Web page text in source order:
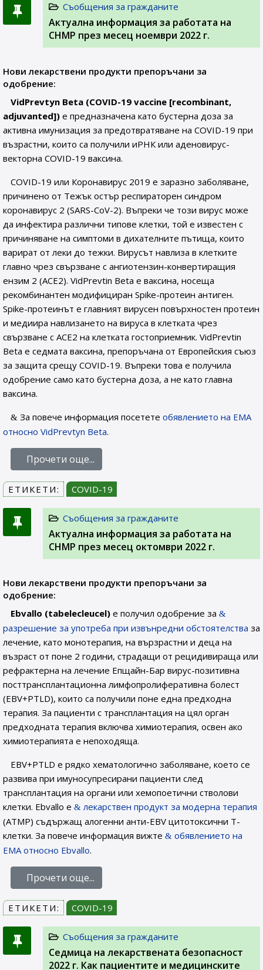
Съобщения за гражданите
Актуална информация за работата на
CHMP през месец ноември 2022 г.
Нови лекарствени продукти препоръчани за
одобрение:
VidPrevtyn Beta (COVID-19 vaccine [recombinant,
adjuvanted]) е предназначена като бустерна доза за
активна имунизация за предотвратяване на COVID-19 при
възрастни, които са получили иРНК или аденовирус-
векторна COVID-19 ваксина.
COVID-19 или Коронавирус 2019 е заразно заболяване,
причинено от Тежък остър респираторен синдром
коронавирус 2 (SARS-CoV-2). Въпреки че този вирус може
да инфектира различни типове клетки, той е известен с
причиняване на симптоми в дихателните пътища, които
варират от леки до тежки. Вирусът навлиза в клетките
главно чрез свързване с ангиотензин-конвертиращия
ензим 2 (ACE2). VidPrevtin Beta е ваксина, носеща
рекомбинантен модифициран Spike-протеин антиген.
Spike-протеинът е главният вирусен повърхностен протеин
и медиира навлизането на вируса в клетката чрез
свързване с ACE2 на клетката гостоприемник. VidPrevtin
Beta е седмата ваксина, препоръчана от Европейския съюз
за защита срещу COVID-19. Въпреки това е получила
одобрение само като бустерна доза, а не като главна
ваксина.
За повече информация посететеобявлението на EMA
относно VidPrevtyn Beta.
Прочети още...
ЕТИКЕТИ: COVID-19
Съобщения за гражданите
Актуална информация за работата на
CHMP през месец октомври 2022 г.
Нови лекарствени продукти препоръчани за
одобрение:
Ebvallo (tabelecleucel) е получил одобрение за
разрешение за употреба при извънредни обстоятелства за
лечение, като монотерапия, на вързрастни и деца на
възраст от поне 2 години, страдащи от рецидивираща или
рефрактерна на лечение Епщайн-Бар вирус-позитивна
посттрансплантационна лимфопролиферативна болест
(EBV+PTLD), които са получили поне една предходна
терапия. За пациенти с трансплантация на цял орган
предходната терапия включва химиотерапия, освен ако
химиотерапията е непоходяща.
EBV+PTLD е рядко хематологично заболяване, което се
развива при имуносупресирани пациенти след
трансплантация на органи или хемопоетични стволови
клетки. Ebvallo е
лекарствен продукт за модерна терапия
(ATMP) съдържащ алогенни анти-EBV цитотоксични Т-
клетки. За повече информация вижте
обявлението на
EMA относно Ebvallo.
Прочети още...
ЕТИКЕТИ: COVID-19
Съобщения за гражданите
Седмица на лекарствената безопасност
2022 г. Как пациентите и медицинските